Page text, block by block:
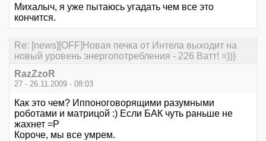
Михалыч, я уже пытаюсь угадать чем все это
кончится.
Re: [news][OFF]Новая печка от Интела выходит на
новый уровень энергопотребления - 226 Ватт! =)))
RazZzoR
27 - 26.11.2009 - 08:03
Как это чем? Иппоноговорящими разумными
роботами и матрицой :) Если БАК чуть раньше не
жахнет =Р
Короче, мы все умрем.